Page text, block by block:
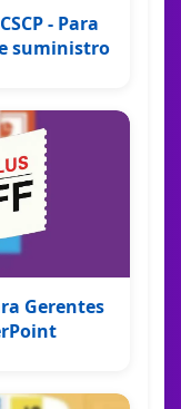
- Para
suministro
Gerentes